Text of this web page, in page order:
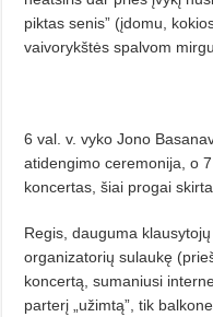
piktas senis” (įdomu,
vaivorykštės spalvom
6 val. v. vyko Jono
atidengimo ceremonija, o
koncertas, šiai progai
Regis, dauguma
organizatorių sulaukę
koncertą, sumaniusi
parterį „užimtą”, tik